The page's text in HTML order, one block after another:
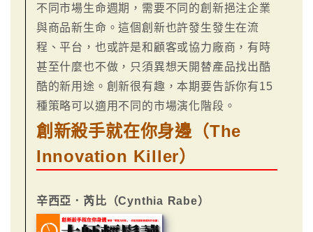
不同市場生命週期，需要不同的創新挹注企業
與商品新生命。這個創新也許發生發生在流
程、平台，也或許是和顧客或協力廠商，有時
甚至什麼也不做，只須異想天開替產品找出酷
酷的新用途。創新很有趣，本期要告訴你有15
種策略可以適用不同的市場演化階段。
創新殺手就在你身邊（The
Innovation Killer）
辛西亞．芮比（Cynthia Rabe）